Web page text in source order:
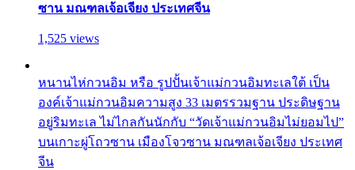
ซาน มณฑลเจ้อเจียง ประเทศจีน
1,525 views
หนานไห่กวนอิม หรือ รูปปั้นเจ้าแม่กวนอิมทะเลใต้ เป็น
องค์เจ้าแม่กวนอิมความสูง 33 เมตรรวมฐาน ประดิษฐาน
อยู่ริมทะเล ไม่ไกลกันนักกับ “วัดเจ้าแม่กวนอิมไม่ยอมไป”
บนเกาะผู่โถวซาน เมืองโจวซาน มณฑลเจ้อเจียง ประเทศ
จีน